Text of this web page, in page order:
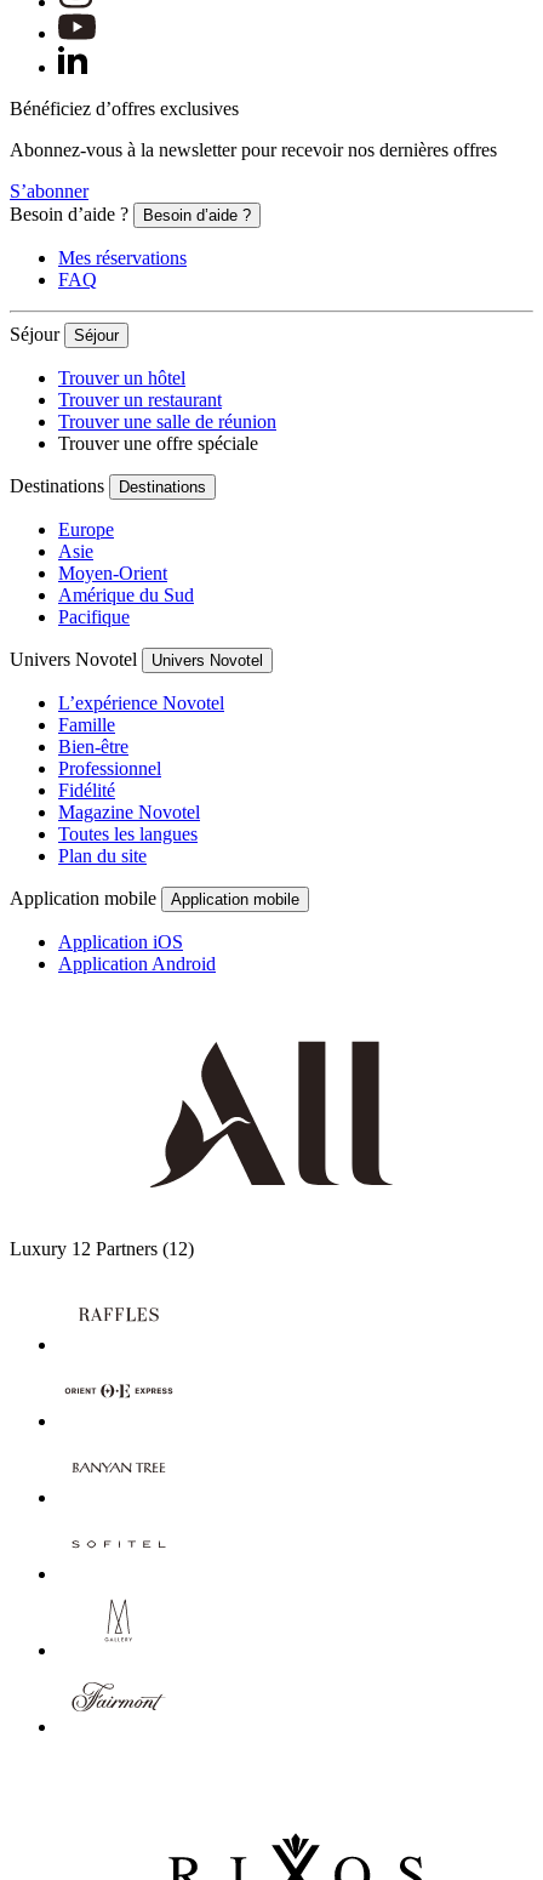
Bénéficiez d’offres exclusives
Abonnez-vous à la newsletter pour recevoir nos dernières offres
S’abonner
Besoin d’aide ?
Besoin d’aide ?
Mes réservations
FAQ
Séjour Séjour
Trouver un hôtel
Trouver un restaurant
Trouver une salle de réunion
Trouver une offre spéciale
Destinations Destinations
Europe
Asie
Moyen-Orient
Amérique du Sud
Pacifique
Univers Novotel Univers Novotel
L’expérience Novotel
Famille
Bien-être
Professionnel
Fidélité
Magazine Novotel
Toutes les langues
Plan du site
Application mobile Application mobile
Application iOS
Application Android
Luxury 12 Partners (12)